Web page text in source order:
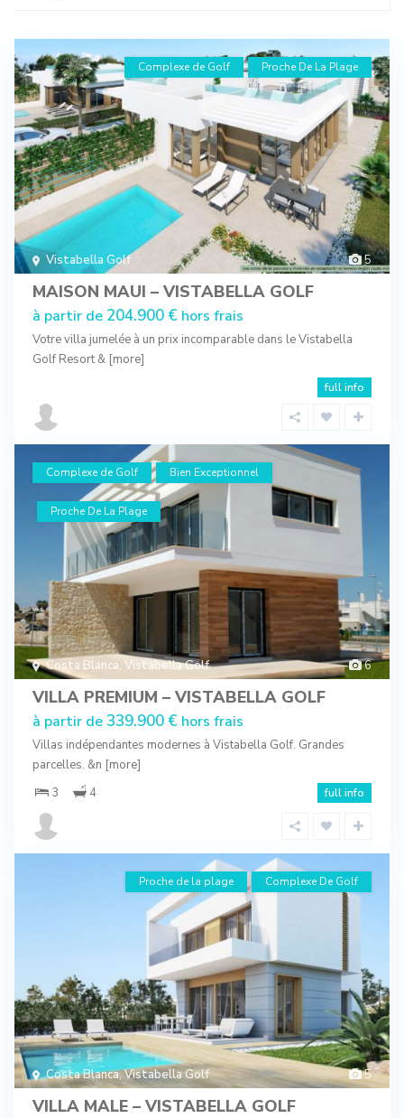
5
Vistabella Golf
Complexe de Golf Proche De La Plage
MAISON MAUI – VISTABELLA GOLF
à partir de 204.900 € hors frais
Votre villa jumelée à un prix incomparable dans le Vistabella
Golf Resort & [more]
full info
6
Costa Blanca, Vistabella Golf
Complexe de Golf Bien Exceptionnel
Proche De La Plage
VILLA PREMIUM – VISTABELLA GOLF
à partir de 339.900 € hors frais
Villas indépendantes modernes à Vistabella Golf. Grandes
parcelles. &n [more]
3
4 full info
5
Costa Blanca,Vistabella Golf
Proche de la plage Complexe De Golf
VILLA MALE – VISTABELLA GOLF